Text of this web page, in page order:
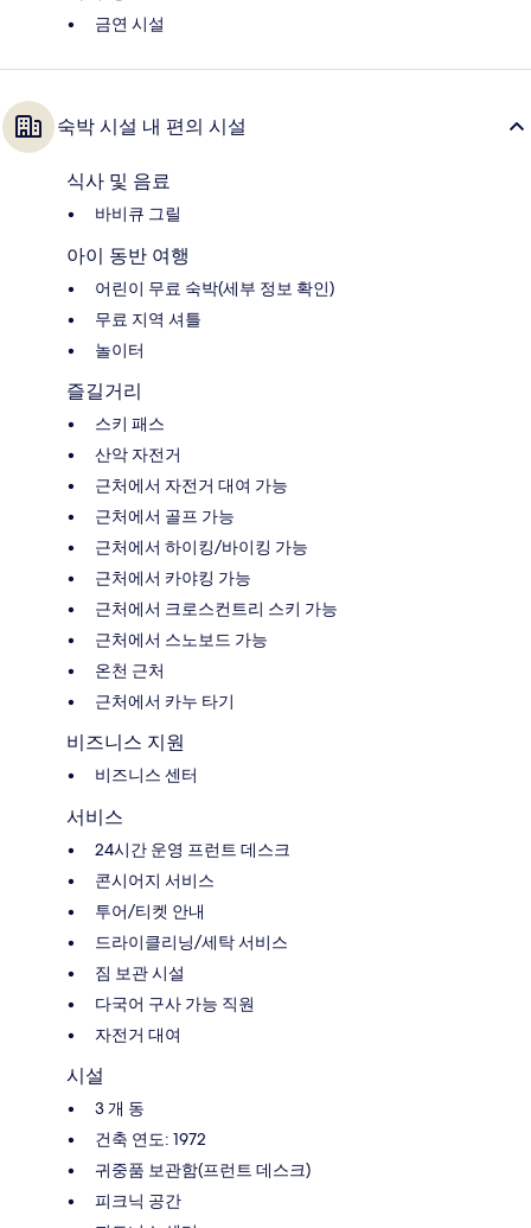
금연 시설
숙박 시설 내 편의 시설
식사 및 음료
바비큐 그릴
아이 동반 여행
어린이 무료 숙박(세부 정보 확인)
무료 지역 셔틀
놀이터
즐길거리
스키 패스
산악 자전거
근처에서 자전거 대여 가능
근처에서 골프 가능
근처에서 하이킹/바이킹 가능
근처에서 카야킹 가능
근처에서 크로스컨트리 스키 가능
근처에서 스노보드 가능
온천 근처
근처에서 카누 타기
비즈니스 지원
비즈니스 센터
서비스
24시간 운영 프런트 데스크
콘시어지 서비스
투어/티켓 안내
드라이클리닝/세탁 서비스
짐 보관 시설
다국어 구사 가능 직원
자전거 대여
시설
3 개 동
건축 연도: 1972
귀중품 보관함(프런트 데스크)
피크닉 공간